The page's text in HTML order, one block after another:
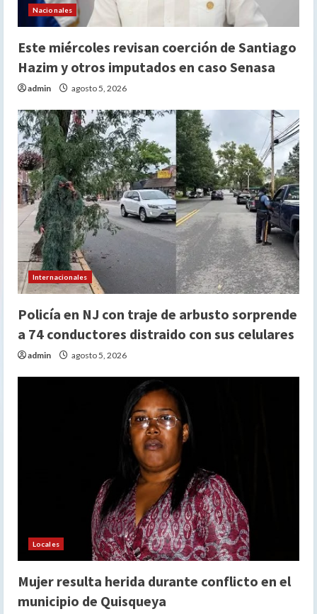
Nacionales
Este miércoles revisan coerción de Santiago
Hazim y otros imputados en caso Senasa
admin agosto 5, 2026
Internacionales
Policía en NJ con traje de arbusto sorprende
a 74 conductores distraido con sus celulares
admin agosto 5, 2026
Locales
Mujer resulta herida durante conflicto en el
municipio de Quisqueya